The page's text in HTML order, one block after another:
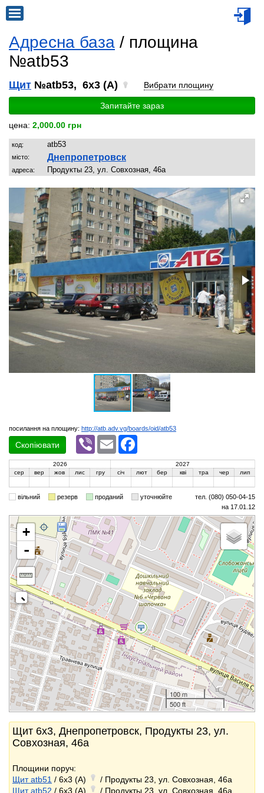
Адресна база / площина
№atb53
Щит №atb53, 6x3 (A) Вибрати площину
Запитайте зараз
цена: 2,000.00 грн
код: atb53
місто: Днепропетровск
адреса: Продукты 23, ул. Совхозная, 46а
посилання на площину: http://atb.adv.vg/boards/oid/atb53
Скопіювати
Viber Email
2026
2027
сер
вер жов лис гру січ лют бер кві тра чер лип
вільний резерв проданий уточнюйте
тел. (080) 050-04-15
на 17.01.12
+
-
100 m
500 ft
Щит 6x3, Днепропетровск, Продукты 23, ул.
Совхозная, 46а
Площини поруч:
Щит atb51 / 6x3 (A)
/ Продукты 23, ул. Совхозная, 46а
Щит atb52 / 6x3 (A) / Продукты 23, ул. Совхозная, 46а